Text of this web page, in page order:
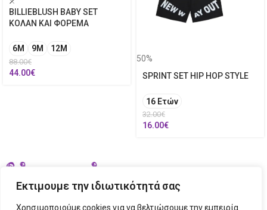
Εκτιμουμε την ιδιωτικότητά σας
Χρησιμοποιούμε cookies για να βελτιώσουμε την εμπειρία
BILLIEBLUSH BABY SET
ΚΟΛΑΝ ΚΑΙ ΦΟΡΕΜΑ
6M 9M 12Μ
88.00€
44.00€
50%
SPRINT SET HIP HOP STYLE
16 Ετών
32.00€
16.00€